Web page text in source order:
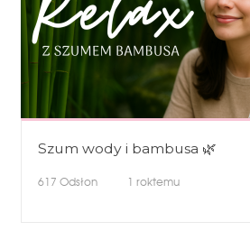
Szum wody i bambusa 🌿
617 Odsłon 1 roktemu